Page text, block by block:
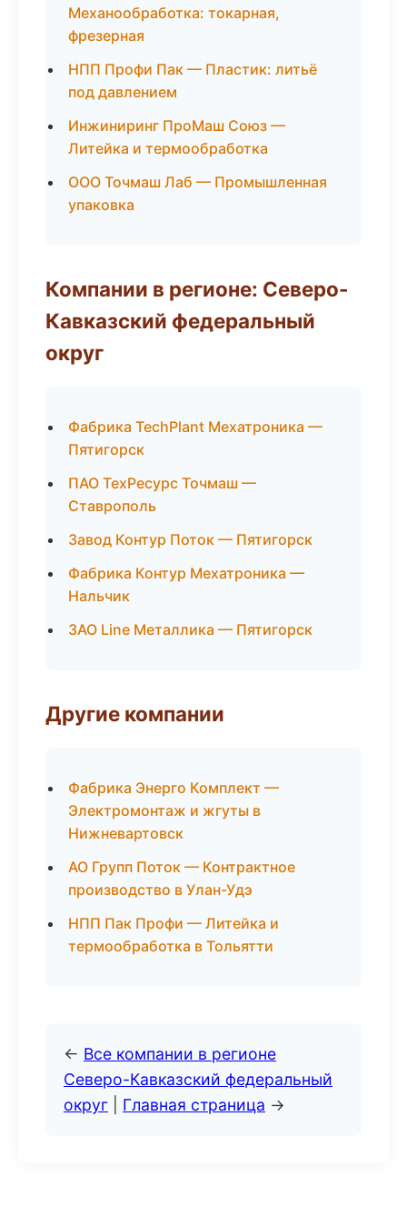
Механообработка: токарная,
фрезерная
НПП Профи Пак — Пластик: литьё
под давлением
Инжиниринг ПроМаш Союз —
Литейка и термообработка
ООО Точмаш Лаб — Промышленная
упаковка
Компании в регионе: Северо-
Кавказский федеральный
округ
Фабрика TechPlant Мехатроника —
Пятигорск
ПАО ТехРесурс Точмаш —
Ставрополь
Завод Контур Поток — Пятигорск
Фабрика Контур Мехатроника —
Нальчик
ЗАО Line Металлика — Пятигорск
Другие компании
Фабрика Энерго Комплект —
Электромонтаж и жгуты в
Нижневартовск
АО Групп Поток — Контрактное
производство в Улан-Удэ
НПП Пак Профи — Литейка и
термообработка в Тольятти
← Все компании в регионе
Северо-Кавказский федеральный
округ
Главная страница →